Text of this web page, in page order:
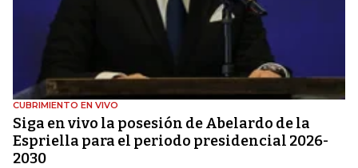
CUBRIMIENTO EN VIVO
Siga en vivo la posesión de Abelardo de la
Espriella para el periodo presidencial 2026-
2030